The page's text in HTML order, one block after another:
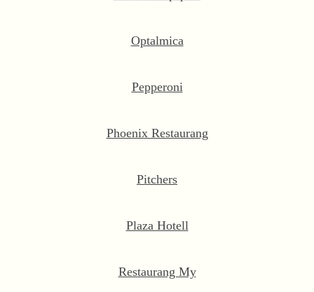
Optalmica
Pepperoni
Phoenix Restaurang
Pitchers
Plaza Hotell
Restaurang My